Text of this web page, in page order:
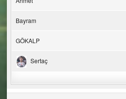
Bayram
GÖKALP
Sertaç